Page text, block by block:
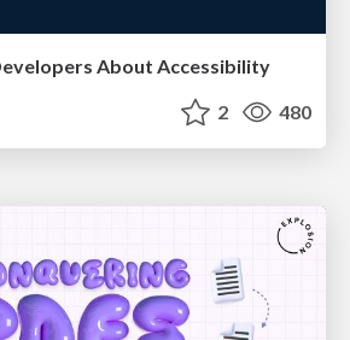
About Accessibility
2 480